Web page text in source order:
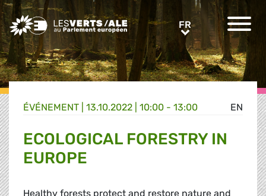
Greens/EFA Home FRFR
EN
ÉVÉNEMENT 13.10.2022 | 10:00 - 13:00
ECOLOGICAL FORESTRY IN
EUROPE
Healthy forests protect and restore nature and